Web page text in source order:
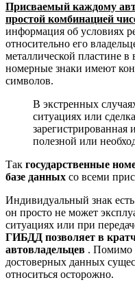
Присваемый каждому
простой комбинацией
информация об условиях
относительно его
металлической пластине
номерные знаки имеют
символов.
В экстренных
ситуациях или
зарегистрированная
полезной или
Так государственные
базе данных со всеми
Индивидуальный знак
он просто не может
ситуациях или при
ГИБДД позволяет в
автовладельцев . Помимо
достоверных данных
относиться осторожно.